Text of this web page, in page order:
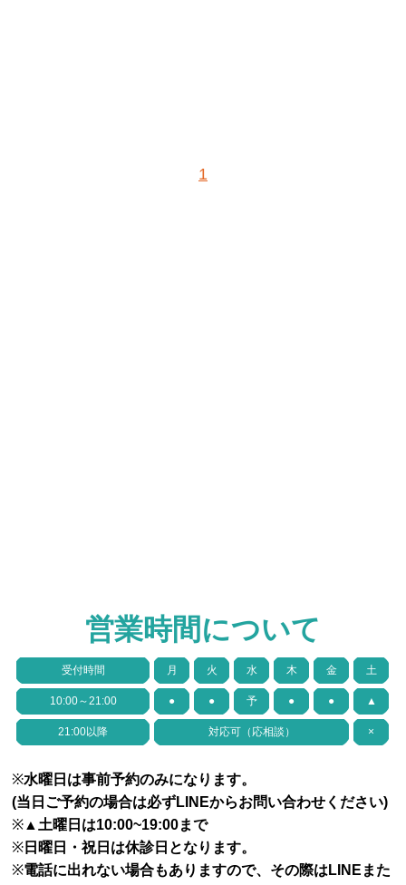
1
営業時間について
受付時間 月 火 水 木 金 土
10:00～21:00 ● ● 予 ● ● ▲
21:00以降 対応可（応相談） ×
※水曜日は事前予約のみになります。
(当日ご予約の場合は必ずLINEからお問い合わせください)
※▲土曜日は10:00~19:00まで
※ 日曜日・祝日は休診日となります。
※電話に出れない場合もありますので、その際はLINEまた